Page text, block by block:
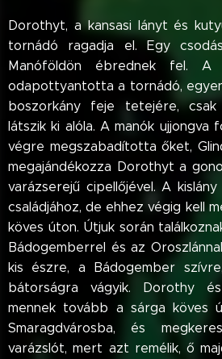
Dorothyt, a kansasi lányt és
tornádó ragadja el. Egy
Manóföldön ébrednek fel. A
odapottyantotta a tornádó,
boszorkány feje tetejére,
látszik ki alóla. A manók ujjongva
végre megszabadította őket,
megajándékozza Dorothyt a
varázserejű cipellőjével. A
családjához, de ehhez végig kell
köves úton. Útjuk során
Bádogemberrel és az
kis észre, a Bádogember
bátorságra vágyik. Dorothy
mennek tovább a sárga köves
Smaragdvárosba, és
varázslót, mert azt remélik, ő